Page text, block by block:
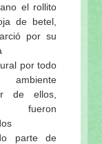
sattva Das
sattva Das
Jagannatha de
y el Gaura-lila en
cuerpo” del Señor
del Señor
en el Ratha-
El significado
el rollito
de betel,
por su
por todo
de ellos,
parte de